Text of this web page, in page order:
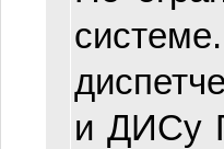
и ДИСу